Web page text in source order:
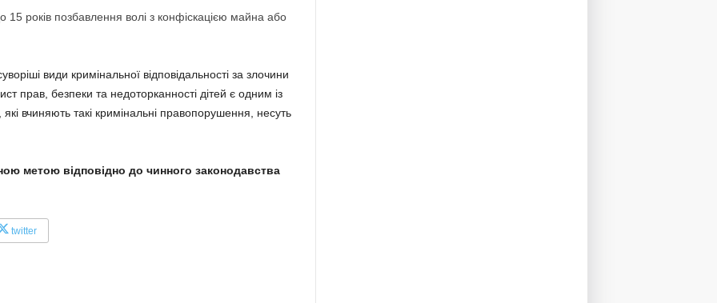
років позбавлення волі з конфіскацією майна або
види кримінальної відповідальності за злочини
прав, безпеки та недоторканності дітей є одним із
вчиняють такі кримінальні правопорушення, несуть
метою відповідно до чинного законодавства
twitter